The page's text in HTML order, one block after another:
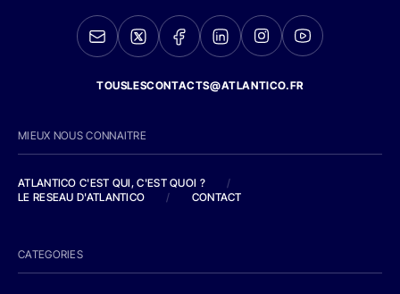
TOUSLESCONTACTS@ATLANTICO.FR
MIEUX NOUS CONNAITRE
ATLANTICO C'EST QUI, C'EST QUOI ?
/
LE RESEAU D'ATLANTICO
/ CONTACT
CATEGORIES